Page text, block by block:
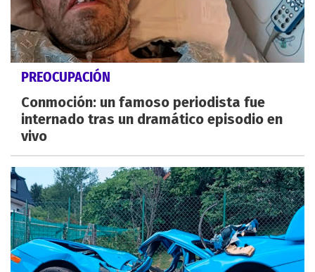
PREOCUPACIÓN
Conmoción: un famoso periodista fue
internado tras un dramático episodio en
vivo